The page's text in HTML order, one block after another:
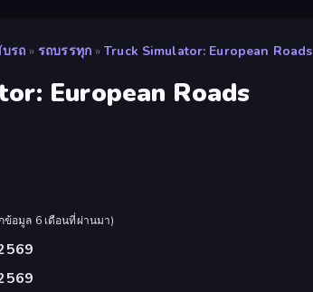
รถ » รถบรรทุก » Truck Simulator: European Roads
European Roads
ข้อมูล 6 เดือนที่ผ่านมา)